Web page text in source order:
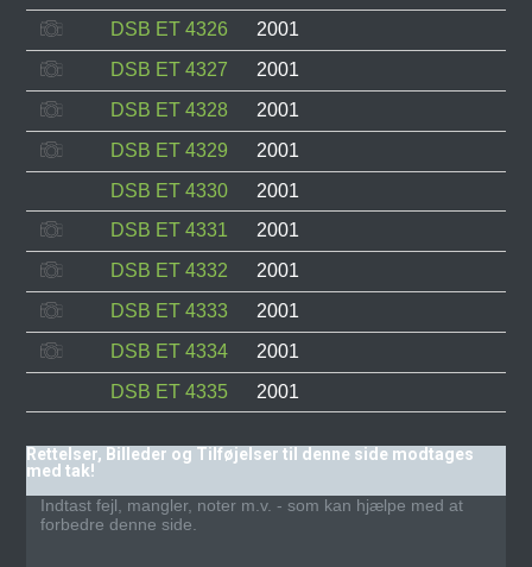
DSB ET 4326
2001
DSB ET 4327
2001
DSB ET 4328
2001
DSB ET 4329
2001
DSB ET 4330
2001
DSB ET 4331
2001
DSB ET 4332
2001
DSB ET 4333
2001
DSB ET 4334
2001
DSB ET 4335
2001
Rettelser, Billeder og Tilføjelser til denne side modtages
med tak!